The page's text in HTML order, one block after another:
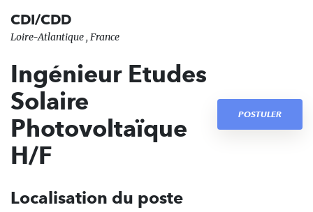
CDI/CDD
Loire-Atlantique , France
Ingénieur Etudes
Solaire
Photovoltaïque
H/F
POSTULER
Localisation du poste